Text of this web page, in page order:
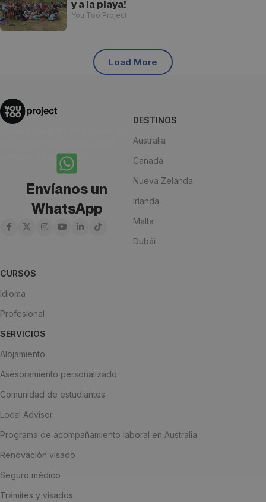
y a la playa!
You Too Project
Load More
¡Anímate y escríbenos!
Envíanos un
WhatsApp
DESTINOS
Australia
Canadá
Nueva Zelanda
Irlanda
Malta
Dubái
CURSOS
Idioma
Profesional
SERVICIOS
Alojamiento
Asesoramiento personalizado
Comunidad de estudiantes
Local Advisor
Programa de acompañamiento laboral en Australia
Renovación visado
Seguro médico
Trámites y visados